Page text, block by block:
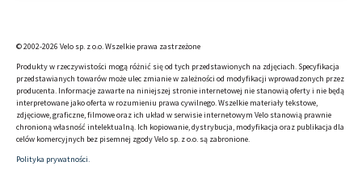
© 2002-2026 Velo sp. z o.o. Wszelkie prawa zastrzeżone
Produkty w rzeczywistości mogą różnić się od tych przedstawionych na zdjęciach. Specyfikacja
przedstawianych towarów może ulec zmianie w zależności od modyfikacji wprowadzonych przez
producenta. Informacje zawarte na niniejszej stronie internetowej nie stanowią oferty i nie będą
interpretowane jako oferta w rozumieniu prawa cywilnego. Wszelkie materiały tekstowe,
zdjęciowe, graficzne, filmowe oraz ich układ w serwisie internetowym Velo stanowią prawnie
chronioną własność intelektualną. Ich kopiowanie, dystrybucja, modyfikacja oraz publikacja dla
celów komercyjnych bez pisemnej zgody Velo sp. z o.o. są zabronione.
Polityka prywatności.